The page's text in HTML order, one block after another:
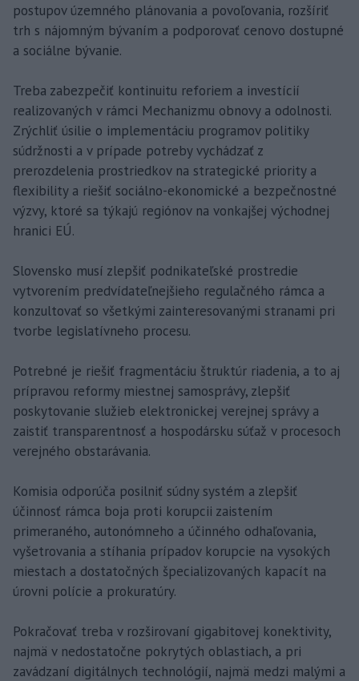
postupov územného plánovania a povoľovania, rozšíriť
trh s nájomným bývaním a podporovať cenovo dostupné
a sociálne bývanie.
Treba zabezpečiť kontinuitu reforiem a investícií
realizovaných v rámci Mechanizmu obnovy a odolnosti.
Zrýchliť úsilie o implementáciu programov politiky
súdržnosti a v prípade potreby vychádzať z
prerozdelenia prostriedkov na strategické priority a
flexibility a riešiť sociálno-ekonomické a bezpečnostné
výzvy, ktoré sa týkajú regiónov na vonkajšej východnej
hranici EÚ.
Slovensko musí zlepšiť podnikateľské prostredie
vytvorením predvídateľnejšieho regulačného rámca a
konzultovať so všetkými zainteresovanými stranami pri
tvorbe legislatívneho procesu.
Potrebné je riešiť fragmentáciu štruktúr riadenia, a to aj
prípravou reformy miestnej samosprávy, zlepšiť
poskytovanie služieb elektronickej verejnej správy a
zaistiť transparentnosť a hospodársku súťaž v procesoch
verejného obstarávania.
Komisia odporúča posilniť súdny systém a zlepšiť
účinnosť rámca boja proti korupcii zaistením
primeraného, autonómneho a účinného odhaľovania,
vyšetrovania a stíhania prípadov korupcie na vysokých
miestach a dostatočných špecializovaných kapacít na
úrovni polície a prokuratúry.
Pokračovať treba v rozširovaní gigabitovej konektivity,
najmä v nedostatočne pokrytých oblastiach, a pri
zavádzaní digitálnych technológií, najmä medzi malými a